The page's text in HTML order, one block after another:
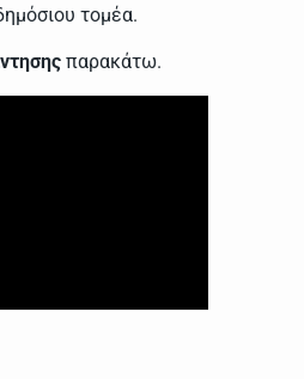
τομέα.
παρακάτω.